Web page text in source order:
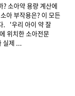
? 소아약 용량 계산에
아 부작용은? 이 모든
. '우리 아이 약 잘
위치한 소아전문
실제 ...